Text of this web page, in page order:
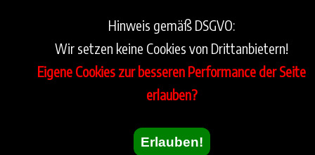
Hinweis gemäß DSGVO:
Wir setzen keine Cookies von Drittanbietern!
Eigene Cookies zur besseren Performance der Seite
erlauben?
Erlauben!